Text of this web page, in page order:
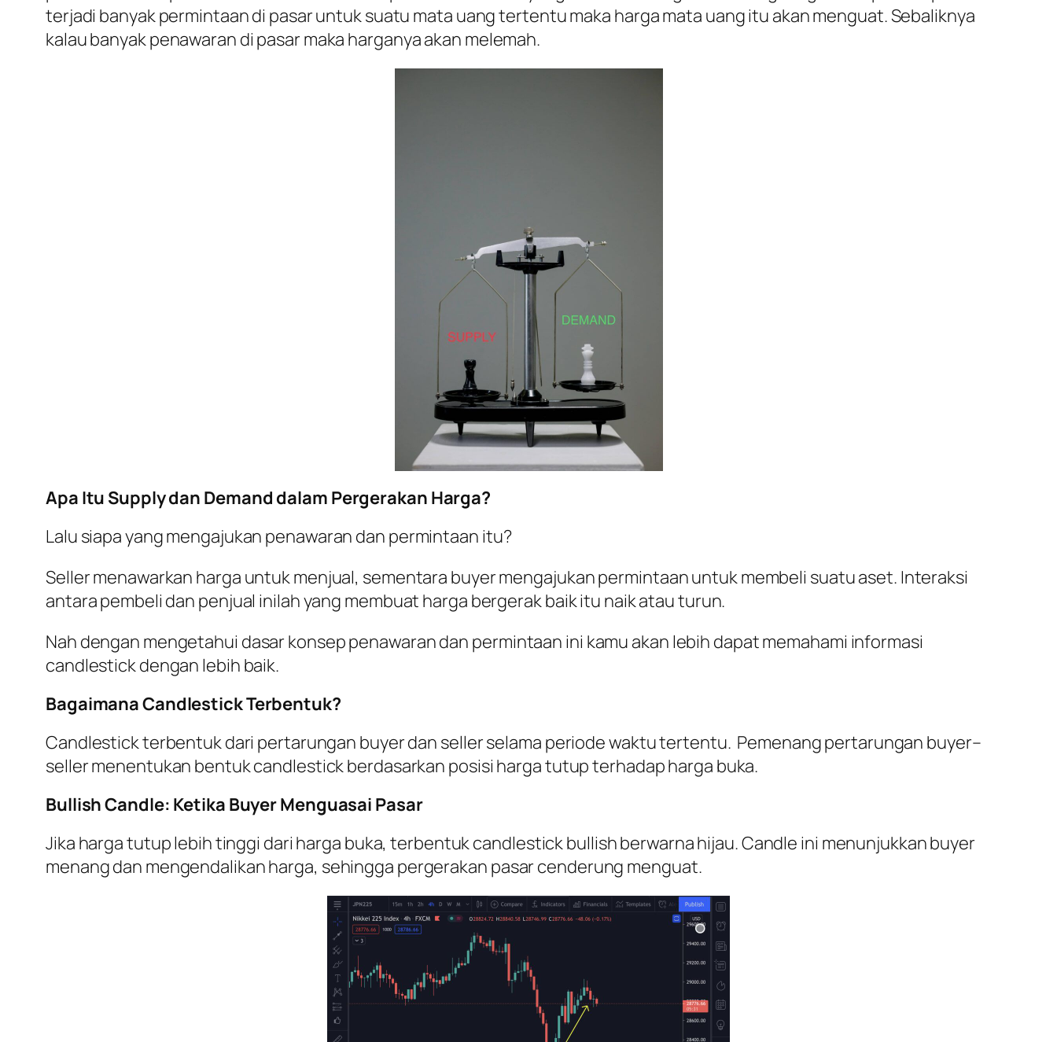
terjadi banyak permintaan di pasar untuk suatu mata uang tertentu maka harga mata uang itu akan menguat. Sebaliknya
kalau banyak penawaran di pasar maka harganya akan melemah.
Apa Itu Supply dan Demand dalam Pergerakan Harga?
Lalu siapa yang mengajukan penawaran dan permintaan itu?
Seller menawarkan harga untuk menjual, sementara buyer mengajukan permintaan untuk membeli suatu aset. Interaksi
antara pembeli dan penjual inilah yang membuat harga bergerak baik itu naik atau turun.
Nah dengan mengetahui dasar konsep penawaran dan permintaan ini kamu akan lebih dapat memahami informasi
candlestickdengan lebih baik.
Bagaimana Candlestick Terbentuk?
Candlestick terbentuk dari pertarungan buyer dan seller selama periode waktu tertentu. Pemenang pertarungan buyer–
seller menentukan bentuk candlestick berdasarkan posisi harga tutup terhadap harga buka.
Bullish Candle: Ketika Buyer Menguasai Pasar
Jika harga tutup lebih tinggi dari harga buka, terbentuk candlestick bullish berwarna hijau. Candle ini menunjukkan buyer
menang dan mengendalikan harga, sehingga pergerakan pasar cenderung menguat.